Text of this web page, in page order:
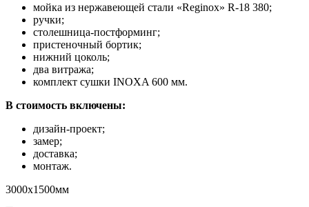
мойка из нержавеющей стали «Reginox» R-18 380;
ручки;
столешница-постформинг;
пристеночный бортик;
нижний цоколь;
два витража;
комплект сушки INOXA 600 мм.
В стоимость включены:
дизайн-проект;
замер;
доставка;
монтаж.
3000x1500мм